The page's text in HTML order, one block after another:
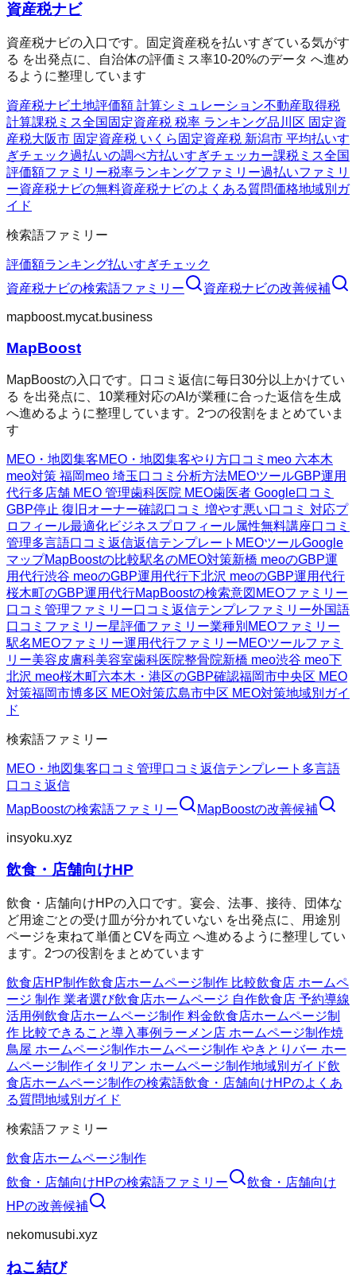
資産税ナビ
資産税ナビの入口です。固定資産税を払いすぎている気がす
る を出発点に、自治体の評価ミス率10-20%のデータ へ進め
るように整理しています
資産税ナビ土地評価額 計算シミュレーション不動産取得税
計算課税ミス全国 固定資産税 税率 ランキング品川区 固定資
産税大阪市 固定資産税 いくら 固定資産税 新潟市 平均払いす
ぎチェック過払いの調べ方払いすぎチェッカー課税ミス全国
評価額ファミリー税率ランキングファミリー過払いファミリ
ー資産税ナビの無料資産税ナビのよくある質問価格地域別ガ
イド
検索語ファミリー
評価額ランキング払いすぎチェック
資産税ナビの検索語ファミリー 資産税ナビの改善候補
mapboost.mycat.business
MapBoost
MapBoostの入口です。口コミ返信に毎日30分以上かけてい
る を出発点に、10業種対応のAIが業種に合った返信を生成
へ進めるように整理しています。2つの役割をまとめていま
す
MEO・地図集客MEO・地図集客やり方口コミ meo 六本木
meo対策 福岡meo 埼玉口コミ分析方法MEOツールGBP運用
代行多店舗 MEO 管理歯科医院 MEO歯医者 Google口コミ
GBP停止 復旧 オーナー確認口コミ 増やす悪い口コミ 対応プ
ロフィール最適化ビジネスプロフィール属性無料講座口コミ
管理多言語口コミ返信返信テンプレート MEOツールGoogle
マップMapBoostの比較駅名のMEO対策新橋 meoのGBP運
用代行渋谷 meoのGBP運用代行下北沢 meoのGBP運用代行
桜木町のGBP運用代行MapBoostの検索意図 MEOファミリー
口コミ管理ファミリー口コミ返信テンプレファミリー外国語
口コミファミリー星評価ファミリー業種別MEOファミリー
駅名MEOファミリー運用代行ファミリーMEOツールファミ
リー美容皮膚科美容室歯科医院整骨院新橋 meo渋谷 meo下
北沢 meo桜木町六本木・港区のGBP確認福岡市中央区 MEO
対策福岡市博多区 MEO対策広島市中区 MEO対策地域別ガイ
ド
検索語ファミリー
MEO・地図集客口コミ管理口コミ返信テンプレート 多言語
口コミ返信
MapBoostの検索語ファミリー MapBoostの改善候補
insyoku.xyz
飲食・店舗向けHP
飲食・店舗向けHPの入口です。宴会、法事、接待、団体な
ど用途ごとの受け皿が分かれていない を出発点に、用途別
ページを束ねて単価とCVを両立 へ進めるように整理してい
ます。2つの役割をまとめています
飲食店HP制作飲食店ホームページ制作 比較飲食店 ホームペ
ージ 制作 業者選び飲食店ホームページ 自作飲食店 予約導線
活用例飲食店ホームページ制作 料金飲食店ホームページ制
作 比較できること導入事例 ラーメン店 ホームページ制作焼
鳥屋 ホームページ制作ホームページ制作 やきとり バー ホー
ムページ制作イタリアン ホームページ制作地域別ガイド飲
食店ホームページ制作の検索語飲食・店舗向けHPのよくあ
る質問地域別ガイド
検索語ファミリー
飲食店ホームページ制作
飲食・店舗向けHPの検索語ファミリー
飲食・店舗向け
HPの改善候補
nekomusubi.xyz
ねこ結び